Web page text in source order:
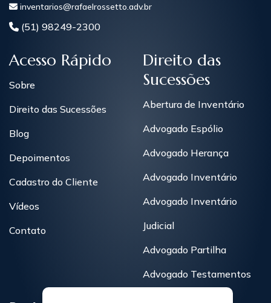
inventarios@rafaelrossetto.adv.br
(51) 98249-2300
Acesso Rápido
Sobre
Direito das Sucessões
Blog
Depoimentos
Cadastro do Cliente
Vídeos
Contato
Direito das
Sucessões
Abertura de Inventário
Advogado Espólio
Advogado Herança
Advogado Inventário
Advogado Inventário
Judicial
Advogado Partilha
Advogado Testamentos